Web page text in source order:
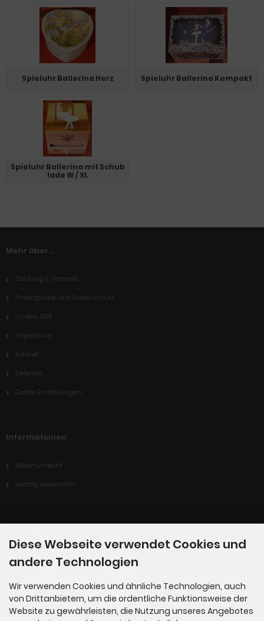
Spieluhr Ballerina Herz Spieluhr Ballerina Kompakt
Spieluhr Ballerina mit Schub
lade W / XL
Mehr über...
Zahlung & Versand
Privatsphäre und Datenschutz
Unsere AGB
Impressum
Kontakt
Lieferzeit
Cookie Einstellungen
Informationen
Widerrufsrecht
Vertrag widerrufen
Diese Webseite verwendet Cookies und
andere Technologien
Wir verwenden Cookies und ähnliche Technologien, auch
von Drittanbietern, um die ordentliche Funktionsweise der
Website zu gewährleisten, die Nutzung unseres Angebotes